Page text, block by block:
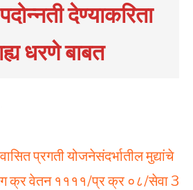
देण्याकरिता
धरणे बाबत
प्रगती योजनेसंदर्भातील मुद्यांचे
क्र वेतन ११११/प्र क्र ०८/सेवा 3